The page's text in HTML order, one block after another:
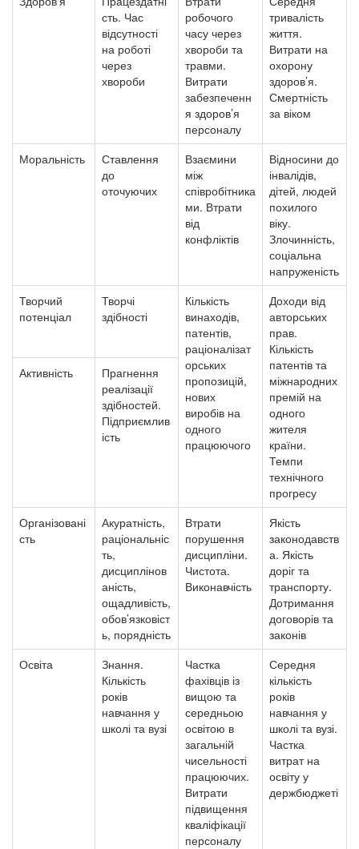
сть. Час
відсутності
на роботі
через
хвороби
робочого
часу через
хвороби та
травми.
Витрати
забезпеченн
я здоров’я
персоналу
тривалість
життя.
Витрати на
охорону
здоров’я.
Смертність
за віком
Моральність
Ставлення
до
оточуючих
Взаємини
між
співробітника
ми. Втрати
від
конфліктів
Відносини до
інвалідів,
дітей, людей
похилого
віку.
Злочинність,
соціальна
напруженість
Творчий
потенціал
Творчі
здібності
Кількість
винаходів,
патентів,
раціоналізат
орських
пропозицій,
нових
виробів на
одного
працюючого
Доходи від
авторських
прав.
Кількість
патентів та
міжнародних
премій на
одного
жителя
країни.
Темпи
технічного
прогресу
Активність
Прагнення
реалізації
здібностей.
Підприємлив
ість
Організовані
сть
Акуратність,
раціональніс
ть,
дисциплінов
аність,
ощадливість,
обов’язковіст
ь, порядність
Втрати
порушення
дисципліни.
Чистота.
Виконавчість
Якість
законодавств
а. Якість
доріг та
транспорту.
Дотримання
договорів та
законів
Освіта
Знання.
Кількість
років
навчання у
школі та вузі
Частка
фахівців із
вищою та
середньою
освітою в
загальній
чисельності
працюючих.
Витрати
підвищення
кваліфікації
персоналу
Середня
кількість
років
навчання у
школі та вузі.
Частка
витрат на
освіту у
держбюджеті